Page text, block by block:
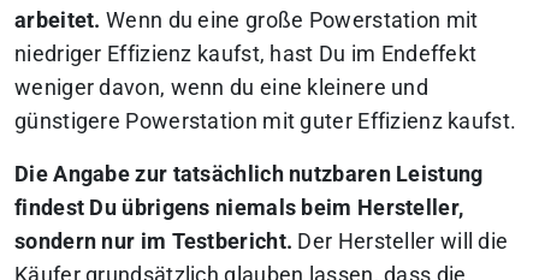
arbeitet. Wenn du eine große Powerstation mit
niedriger Effizienz kaufst, hast Du im Endeffekt
weniger davon, wenn du eine kleinere und
günstigere Powerstation mit guter Effizienz kaufst.
Die Angabe zur tatsächlich nutzbaren Leistung
findest Du übrigens niemals beim Hersteller,
sondern nur im Testbericht. Der Hersteller will die
Käufer grundsätzlich glauben lassen, dass die